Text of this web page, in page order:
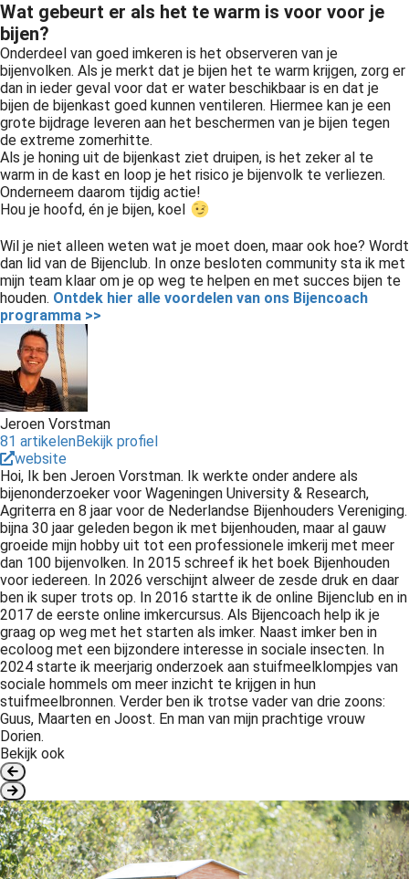
Wat gebeurt er als het te warm is voor voor je
bijen?
Onderdeel van goed imkeren is het observeren van je
bijenvolken. Als je merkt dat je bijen het te warm krijgen, zorg er
dan in ieder geval voor dat er water beschikbaar is en dat je
bijen de bijenkast goed kunnen ventileren. Hiermee kan je een
grote bijdrage leveren aan het beschermen van je bijen tegen
de extreme zomerhitte.
Als je honing uit de bijenkast ziet druipen, is het zeker al te
warm in de kast en loop je het risico je bijenvolk te verliezen.
Onderneem daarom tijdig actie!
Hou je hoofd, én je bijen, koel
Wil je niet alleen weten wat je moet doen, maar ook hoe? Wordt
dan lid van de Bijenclub. In onze besloten community sta ik met
mijn team klaar om je op weg te helpen en met succes bijen te
houden. Ontdek hier alle voordelen van ons Bijencoach
programma >>
Jeroen Vorstman
81 artikelenBekijk profiel
website
Hoi, Ik ben Jeroen Vorstman. Ik werkte onder andere als
bijenonderzoeker voor Wageningen University & Research,
Agriterra en 8 jaar voor de Nederlandse Bijenhouders Vereniging.
bijna 30 jaar geleden begon ik met bijenhouden, maar al gauw
groeide mijn hobby uit tot een professionele imkerij met meer
dan 100 bijenvolken. In 2015 schreef ik het boek Bijenhouden
voor iedereen. In 2026 verschijnt alweer de zesde druk en daar
ben ik super trots op. In 2016 startte ik de online Bijenclub en in
2017 de eerste online imkercursus. Als Bijencoach help ik je
graag op weg met het starten als imker. Naast imker ben in
ecoloog met een bijzondere interesse in sociale insecten. In
2024 starte ik meerjarig onderzoek aan stuifmeelklompjes van
sociale hommels om meer inzicht te krijgen in hun
stuifmeelbronnen. Verder ben ik trotse vader van drie zoons:
Guus, Maarten en Joost. En man van mijn prachtige vrouw
Dorien.
Bekijk ook